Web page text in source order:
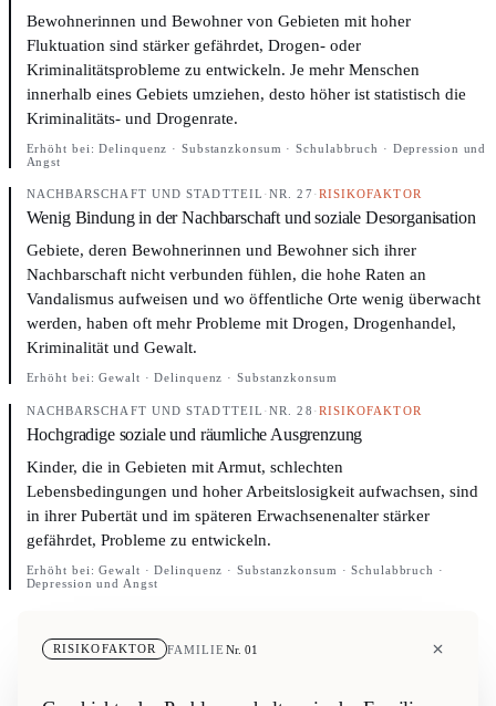
Bewohnerinnen und Bewohner von Gebieten mit hoher
Fluktuation sind stärker gefährdet, Drogen- oder
Kriminalitätsprobleme zu entwickeln. Je mehr Menschen
innerhalb eines Gebiets umziehen, desto höher ist statistisch die
Kriminalitäts- und Drogenrate.
Erhöht bei:Delinquenz · Substanzkonsum · Schulabbruch · Depression und
Angst
NACHBARSCHAFT UND STADTTEIL ·NR. 27 ·RISIKOFAKTOR
Wenig Bindung in der Nachbarschaft und soziale Desorganisation
Gebiete, deren Bewohnerinnen und Bewohner sich ihrer
Nachbarschaft nicht verbunden fühlen, die hohe Raten an
Vandalismus aufweisen und wo öffentliche Orte wenig überwacht
werden, haben oft mehr Probleme mit Drogen, Drogenhandel,
Kriminalität und Gewalt.
Erhöht bei:Gewalt · Delinquenz · Substanzkonsum
NACHBARSCHAFT UND STADTTEIL ·NR. 28 ·RISIKOFAKTOR
Hochgradige soziale und räumliche Ausgrenzung
Kinder, die in Gebieten mit Armut, schlechten
Lebensbedingungen und hoher Arbeitslosigkeit aufwachsen, sind
in ihrer Pubertät und im späteren Erwachsenenalter stärker
gefährdet, Probleme zu entwickeln.
Erhöht bei:Gewalt · Delinquenz · Substanzkonsum · Schulabbruch ·
Depression und Angst
RISIKOFAKTOR FAMILIE Nr. 01